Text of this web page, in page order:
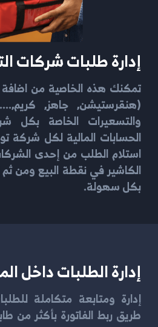
إدارة طلبات شركات
تمكنك هذه الخاصية من
(هنقرستيشن, جاهز,
والتسعيرات الخاصة بكل
الحسابات المالية لكل شركة
استلام الطلب من إحدى
الكاشير في نقطة البيع ومن ثم
بكل سهولة.
إدارة الطلبات داخل
إدارة ومتابعة متكاملة
طريق ربط الفاتورة بأكثر من